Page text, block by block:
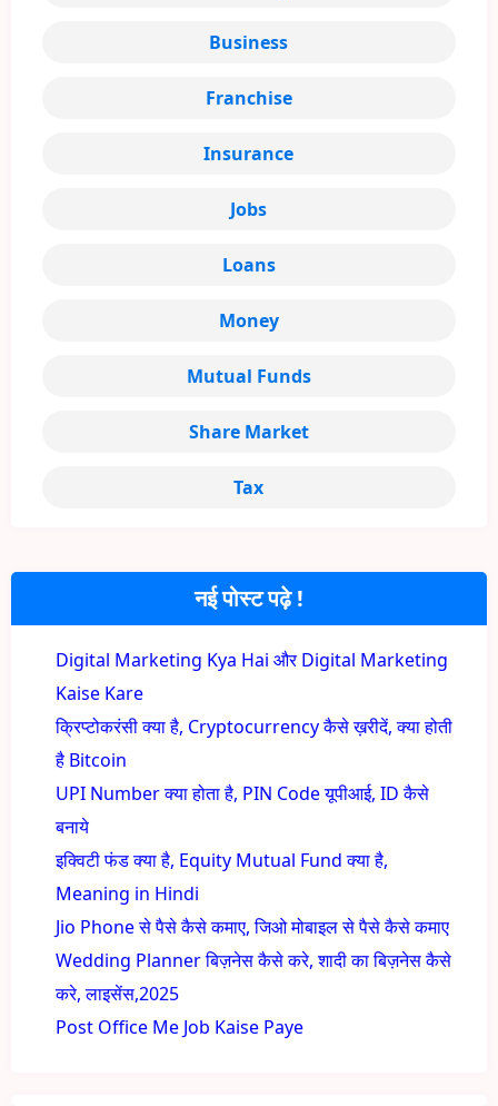
नई पोस्ट पढ़े !
Digital Marketing Kya Hai और Digital Marketing
Kaise Kare
क्रिप्टोकरंसी क्या है, Cryptocurrency कैसे ख़रीदें, क्या होती
है Bitcoin
UPI Number क्या होता है, PIN Code यूपीआई, ID कैसे
बनाये
इक्विटी फंड क्या है, Equity Mutual Fund क्या है,
Meaning in Hindi
Jio Phone से पैसे कैसे कमाए, जिओ मोबाइल से पैसे कैसे कमाए
Wedding Planner बिज़नेस कैसे करे, शादी का बिज़नेस कैसे
करे, लाइसेंस,2025
Post Office Me Job Kaise Paye
Business
Franchise
Insurance
Jobs
Loans
Money
Mutual Funds
Share Market
Tax